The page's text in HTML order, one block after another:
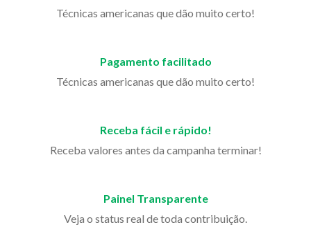
Técnicas americanas que dão muito certo!
Pagamento facilitado
Técnicas americanas que dão muito certo!
Receba fácil e rápido!
Receba valores antes da campanha terminar!
Painel Transparente
Veja o status real de toda contribuição.